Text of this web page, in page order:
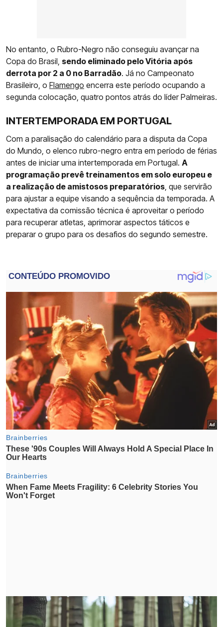
No entanto, o Rubro-Negro não conseguiu avançar na
Copa do Brasil, sendo eliminado pelo Vitória após
derrota por 2 a 0 no Barradão. Já no Campeonato
Brasileiro, o Flamengo encerra este período ocupando a
segunda colocação, quatro pontos atrás do líder Palmeiras.
INTERTEMPORADA EM PORTUGAL
Com a paralisação do calendário para a disputa da Copa
do Mundo, o elenco rubro-negro entra em período de férias
antes de iniciar uma intertemporada em Portugal. A
programação prevê treinamentos em solo europeu e
a realização de amistosos preparatórios , que servirão
para ajustar a equipe visando a sequência da temporada. A
expectativa da comissão técnica é aproveitar o período
para recuperar atletas, aprimorar aspectos táticos e
preparar o grupo para os desafios do segundo semestre.